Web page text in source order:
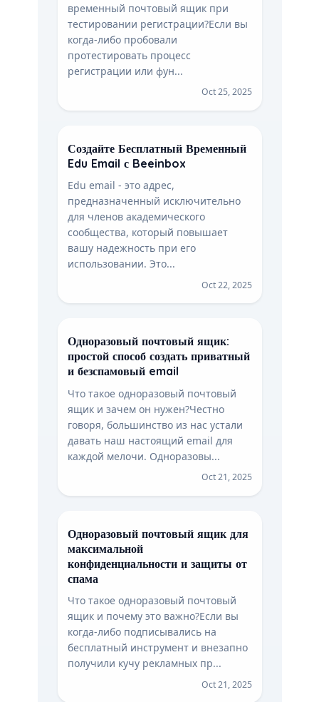
временный почтовый ящик при
тестировании регистрации?Если вы
когда-либо пробовали
протестировать процесс
регистрации или фун...
Oct 25, 2025
Создайте Бесплатный Временный
Edu Email с Beeinbox
Edu email - это адрес,
предназначенный исключительно
для членов академического
сообщества, который повышает
вашу надежность при его
использовании. Это...
Oct 22, 2025
Одноразовый почтовый ящик:
простой способ создать приватный
и безспамовый email
Что такое одноразовый почтовый
ящик и зачем он нужен?Честно
говоря, большинство из нас устали
давать наш настоящий email для
каждой мелочи. Одноразовы...
Oct 21, 2025
Одноразовый почтовый ящик для
максимальной
конфиденциальности и защиты от
спама
Что такое одноразовый почтовый
ящик и почему это важно?Если вы
когда-либо подписывались на
бесплатный инструмент и внезапно
получили кучу рекламных пр...
Oct 21, 2025